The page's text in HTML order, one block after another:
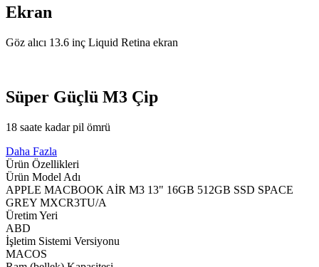
Ekran
Göz alıcı 13.6 inç Liquid Retina ekran
Süper Güçlü M3 Çip
18 saate kadar pil ömrü
Daha Fazla
Ürün Özellikleri
Ürün Model Adı
APPLE MACBOOK AİR M3 13" 16GB 512GB SSD SPACE
GREY MXCR3TU/A
Üretim Yeri
ABD
İşletim Sistemi Versiyonu
MACOS